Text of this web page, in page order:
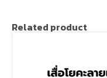
Related product